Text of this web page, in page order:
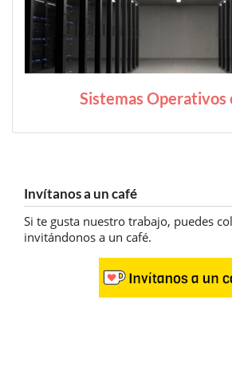
Sistemas Operativos
Invítanos a un café
Si te gusta nuestro trabajo, puedes
invitándonos a un café.